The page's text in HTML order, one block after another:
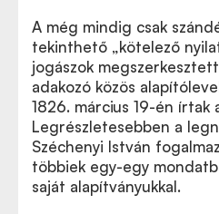
A még mindig csak
tekinthető „kötelező
jogászok
adakozó közös
1826. március 19-én írtak
Legrészletesebben a
Széchenyi István
többiek egy-egy
saját alapítványukkal.